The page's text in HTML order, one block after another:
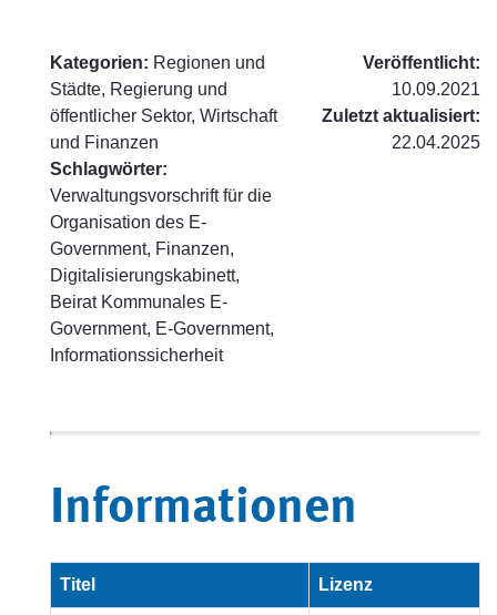
Kategorien: Regionen und
Städte, Regierung und
öffentlicher Sektor, Wirtschaft
und Finanzen
Schlagwörter:
Verwaltungsvorschrift für die
Organisation des E-
Government, Finanzen,
Digitalisierungskabinett,
Beirat Kommunales E-
Government, E-Government,
Informationssicherheit
Veröffentlicht:
10.09.2021
Zuletzt aktualisiert:
22.04.2025
Informationen
Titel Lizenz